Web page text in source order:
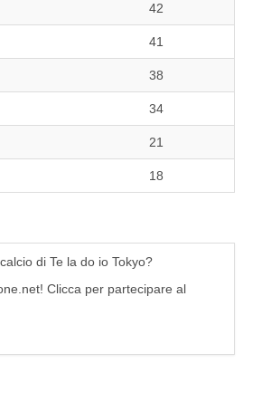
42
41
38
34
21
18
di Te la do io Tokyo?
Clicca per partecipare al